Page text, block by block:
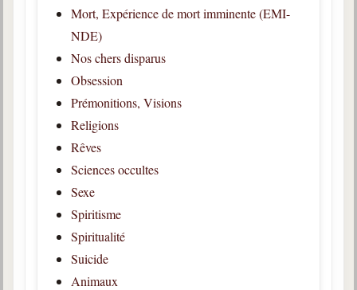
Les Illustrés
Liens spirites
Centres spirites
Belgique, Lux. et Canada
Fédérations spirites
Médias spirites
Mort, Expérience de mort imminente (EMI-
NDE)
Nos chers disparus
Obsession
Prémonitions, Visions
Religions
Rêves
Sciences occultes
Sexe
Spiritisme
Spiritualité
Suicide
Animaux